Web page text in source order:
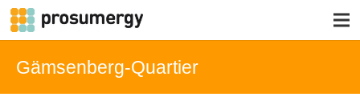
Gämsenberg-Quartier